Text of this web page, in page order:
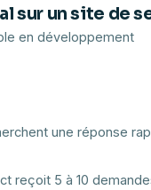
sur un site de
en développement
une réponse
reçoit 5 à 10